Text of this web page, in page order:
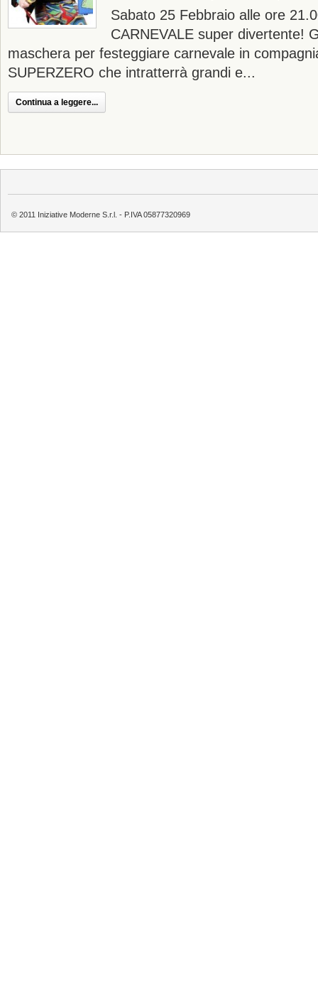
Sabato 25 Febbraio alle ore
CARNEVALE super divertente!
maschera per festeggiare carnevale in
SUPERZERO che intratterrà grandi e...
Continua a leggere...
© 2011 Iniziative Moderne S.r.l. - P.IVA 05877320969